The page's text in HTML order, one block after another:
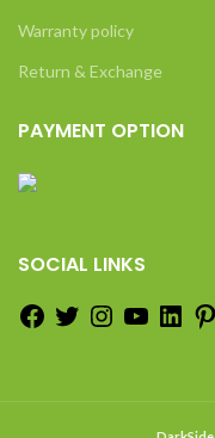
Warranty policy
Return & Exchange
PAYMENT OPTION
SOCIAL LINKS